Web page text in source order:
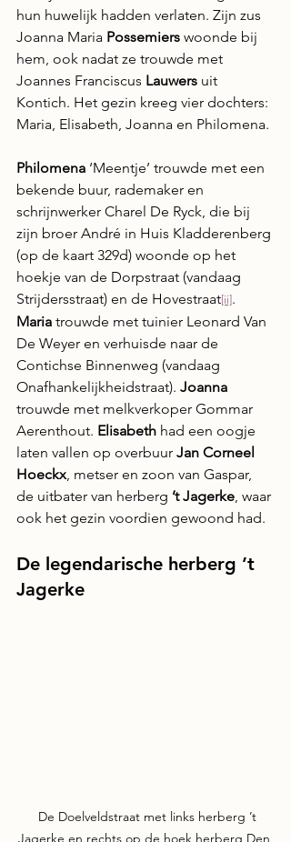
hun huwelijk hadden verlaten. Zijn zus
Joanna Maria Possemiers woonde bij
hem, ook nadat ze trouwde met
Joannes Franciscus Lauwers uit
Kontich. Het gezin kreeg vier dochters:
Maria, Elisabeth, Joanna en Philomena.
Philomena ‘Meentje’ trouwde met een
bekende buur, rademaker en
schrijnwerker Charel De Ryck, die bij
zijn broer André in Huis Kladderenberg
(op de kaart 329d) woonde op het
hoekje van de Dorpstraat (vandaag
Strijdersstraat) en de Hovestraat[ii].
Maria trouwde met tuinier Leonard Van
De Weyer en verhuisde naar de
Contichse Binnenweg (vandaag
Onafhankelijkheidstraat). Joanna
trouwde met melkverkoper Gommar
Aerenthout. Elisabeth had een oogje
laten vallen op overbuur Jan Corneel
Hoeckx, metser en zoon van Gaspar,
de uitbater van herberg ’t Jagerke, waar
ook het gezin voordien gewoond had.
De legendarische herberg ’t
Jagerke
Jagerke en rechts op de hoek herberg Den